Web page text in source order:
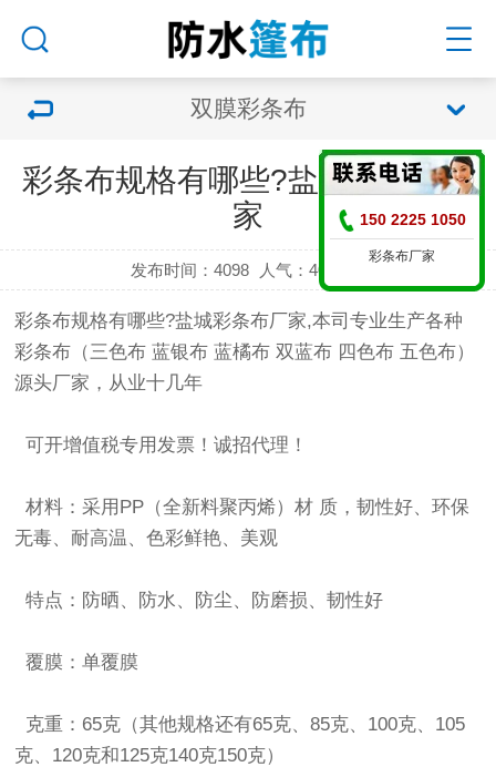
双膜彩条布
彩条布规格有哪些?盐城彩条布厂
家
发布时间：4098 人气： 4098 次
彩条布规格有哪些?盐城彩条布厂家,本司专业生产各种
彩条布 （三色布蓝银布 蓝橘布 双蓝布 四色布 五色布）
源头厂家，从业十几年
可开增值税专用发票！诚招代理！
材料：采用PP（全新料聚丙烯）材 质，韧性好、环保
无毒、耐高温、色彩鲜艳、美观
特点：防晒、防水、防尘、防磨损、韧性好
覆膜：单覆膜
克重：65克（其他规格还有65克、85克、100克、105
克、120克和125克140克150克）
150 2225 1050
彩条布厂家